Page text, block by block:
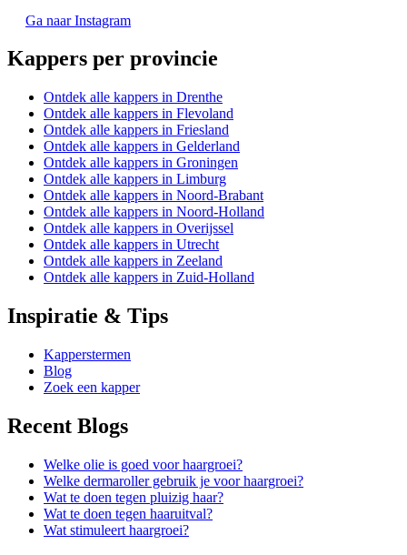
Ga naar Instagram
Kappers per provincie
Ontdek alle kappers in Drenthe
Ontdek alle kappers in Flevoland
Ontdek alle kappers in Friesland
Ontdek alle kappers in Gelderland
Ontdek alle kappers in Groningen
Ontdek alle kappers in Limburg
Ontdek alle kappers in Noord-Brabant
Ontdek alle kappers in Noord-Holland
Ontdek alle kappers in Overijssel
Ontdek alle kappers in Utrecht
Ontdek alle kappers in Zeeland
Ontdek alle kappers in Zuid-Holland
Inspiratie & Tips
Kapperstermen
Blog
Zoek een kapper
Recent Blogs
Welke olie is goed voor haargroei?
Welke dermaroller gebruik je voor haargroei?
Wat te doen tegen pluizig haar?
Wat te doen tegen haaruitval?
Wat stimuleert haargroei?